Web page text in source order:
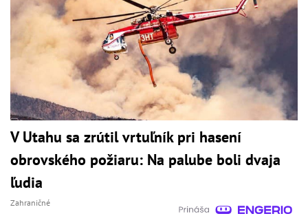
V Utahu sa zrútil vrtuľník pri hasení
obrovského požiaru: Na palube boli dvaja
ľudia
Zahraničné